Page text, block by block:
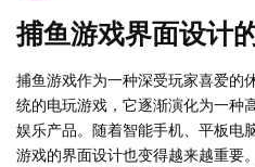
捕鱼游戏界面设计
捕鱼游戏作为一种深受玩家喜爱的
统的电玩游戏，它逐渐演化为一种
娱乐产品。随着智能手机、平板电
游戏的界面设计也变得越来越重要